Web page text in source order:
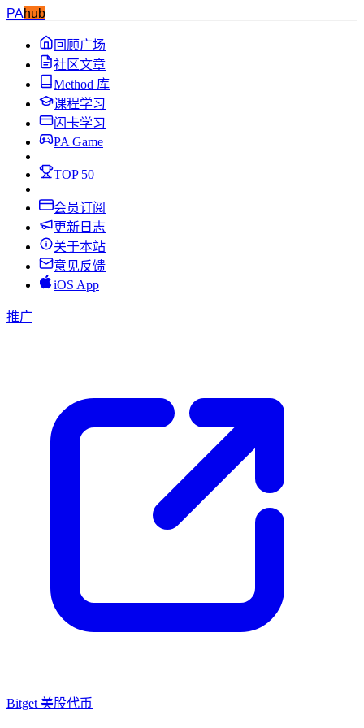
PAhub
回顾广场
社区文章
Method 库
课程学习
闪卡学习
PA Game
TOP 50
会员订阅
更新日志
关于本站
意见反馈
iOS App
推广
Bitget 美股代币